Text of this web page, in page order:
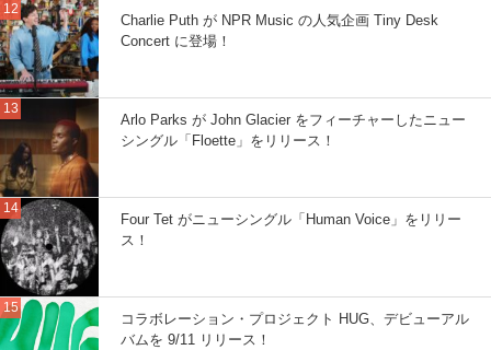
Charlie Puth が NPR Music の人気企画 Tiny Desk
Concert に登場！
Arlo Parks が John Glacier をフィーチャーしたニュー
シングル「Floette」をリリース！
Four Tet がニューシングル「Human Voice」をリリー
ス！
コラボレーション・プロジェクト HUG、デビューアル
バムを 9/11 リリース！